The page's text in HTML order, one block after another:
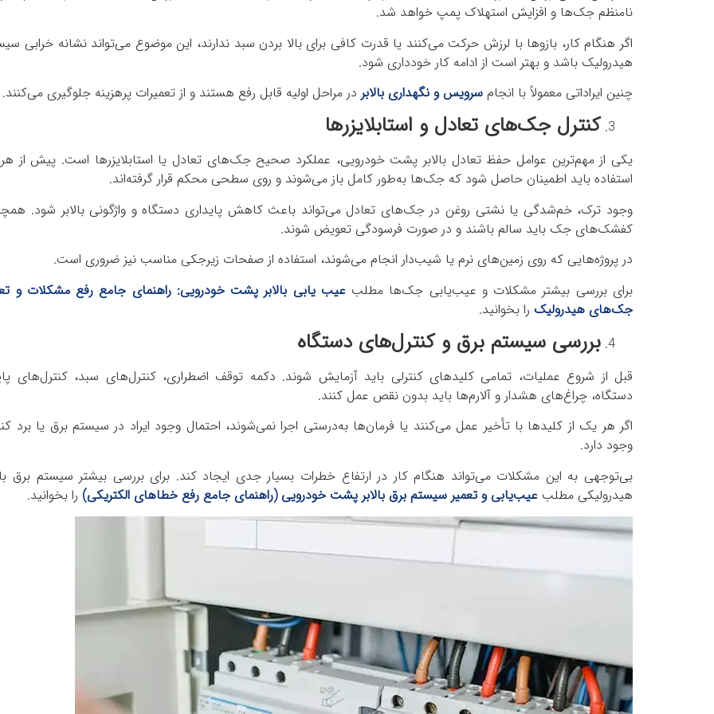
نامنظم جک‌ها و افزایش استهلاک پمپ خواهد شد.
اگر هنگام کار، بازوها با لرزش حرکت می‌کنند یا قدرت کافی برای بالا بردن سبد ندارند، این موضوع می‌تواند نشانه خرابی
هیدرولیک باشد و بهتر است از ادامه کار خودداری شود.
چنین ایراداتی معمولاً با انجام سرویس و نگهداری بالابر در مراحل اولیه قابل رفع هستند و از تعمیرات پرهزینه جلوگیری می‌کنند.
کنترل جک‌های تعادل و استابلایزرها
یکی از مهم‌ترین عوامل حفظ تعادل بالابر پشت خودرویی، عملکرد صحیح جک‌های تعادل یا استابلایزرها است. پیش از هر
استفاده باید اطمینان حاصل شود که جک‌ها به‌طور کامل باز می‌شوند و روی سطحی محکم قرار گرفته‌اند.
وجود ترک، خم‌شدگی یا نشتی روغن در جک‌های تعادل می‌تواند باعث کاهش پایداری دستگاه و واژگونی بالابر شود.
کفشک‌های جک باید سالم باشند و در صورت فرسودگی تعویض شوند.
در پروژه‌هایی که روی زمین‌های نرم یا شیب‌دار انجام می‌شوند، استفاده از صفحات زیرجکی مناسب نیز ضروری است.
برای بررسی بیشتر مشکلات و عیب‌یابی جک‌ها مطلبعیب یابی بالابر پشت خودرویی: راهنمای جامع رفع مشکلات و
جک‌های هیدرولیک را بخوانید.
بررسی سیستم برق و کنترل‌های دستگاه
قبل از شروع عملیات، تمامی کلیدهای کنترلی باید آزمایش شوند. دکمه توقف اضطراری، کنترل‌های سبد، کنترل‌های
دستگاه، چراغ‌های هشدار و آلارم‌ها باید بدون نقص عمل کنند.
اگر هر یک از کلیدها با تأخیر عمل می‌کنند یا فرمان‌ها به‌درستی اجرا نمی‌شوند، احتمال وجود ایراد در سیستم برق یا برد
وجود دارد.
بی‌توجهی به این مشکلات می‌تواند هنگام کار در ارتفاع خطرات بسیار جدی ایجاد کند. برای بررسی بیشتر سیستم برق
هیدرولیکی مطلب عیب‌یابی و تعمیر سیستم برق بالابر پشت خودرویی (راهنمای جامع رفع خطاهای الکتریکی) را بخوانید.